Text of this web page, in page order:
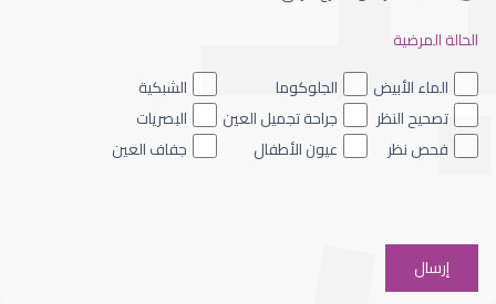
الماء الأزرق داخل العين
الحالة المرضية
الماء الأبيض
الجلوكوما
الشبكية
تصحيح النظر
جراحة تجميل العين
البصريات
فحص نظر
عيون الأطفال جفاف العين